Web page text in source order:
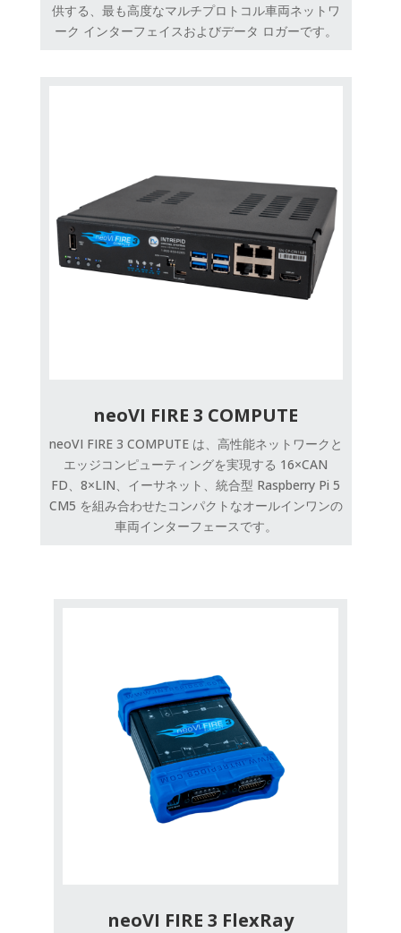
供する、最も高度なマルチプロトコル車両ネットワ
ーク インターフェイスおよびデータ ロガーです。
neoVI FIRE 3 COMPUTE
neoVI FIRE 3 COMPUTE は、高性能ネットワークと
エッジコンピューティングを実現する 16×CAN
FD、8×LIN、イーサネット、統合型 Raspberry Pi 5
CM5 を組み合わせたコンパクトなオールインワンの
車両インターフェースです。
neoVI FIRE 3 FlexRay